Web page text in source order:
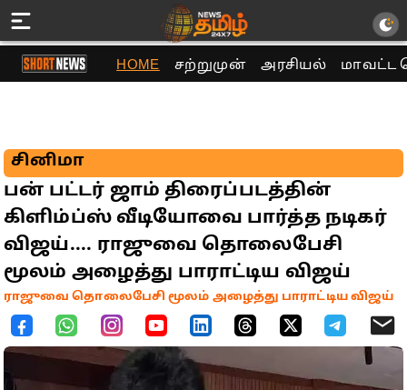
HOME சற்றுமுன் அரசியல் மாவட்ட
சினிமா
பன் பட்டர் ஜாம் திரைப்படத்தின்
கிளிம்ப்ஸ் வீடியோவை பார்த்த நடிகர்
விஜய்.... ராஜுவை தொலைபேசி
மூலம் அழைத்து பாராட்டிய விஜய்
ராஜுவை தொலைபேசி மூலம் அழைத்து பாராட்டிய விஜய்